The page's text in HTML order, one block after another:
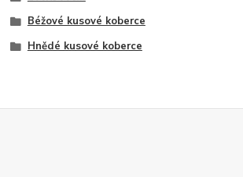
Béžové kusové koberce
Hnědé kusové koberce